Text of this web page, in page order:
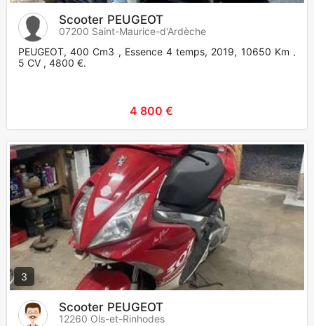
Scooter PEUGEOT
07200 Saint-Maurice-d'Ardèche
PEUGEOT, 400 Cm3 , Essence 4 temps, 2019, 10650 Km ,
5 CV , 4800 €.
4 800 €
3
Scooter PEUGEOT
12260 Ols-et-Rinhodes